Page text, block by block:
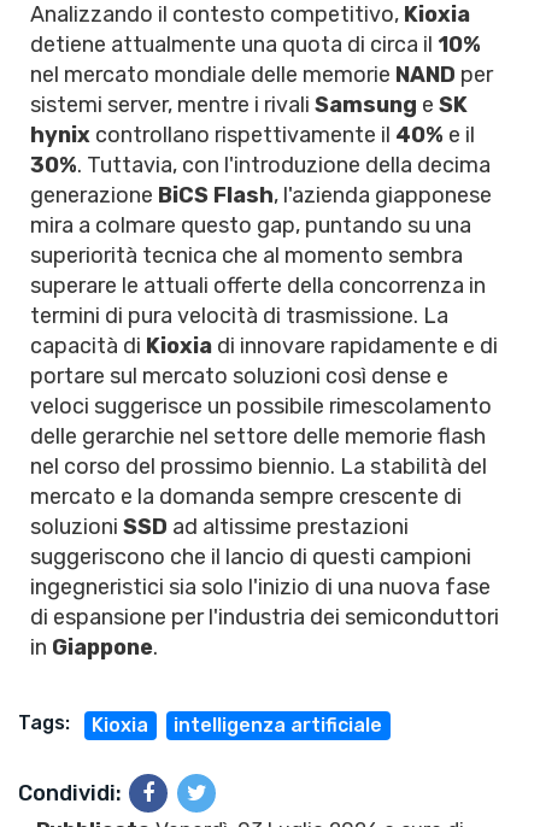
Analizzando il contesto competitivo, Kioxia
detiene attualmente una quota di circa il 10%
nel mercato mondiale delle memorie NAND per
sistemi server, mentre i rivali Samsung e SK
hynix controllano rispettivamente il 40% e il
30%. Tuttavia, con l'introduzione della decima
generazione BiCS Flash, l'azienda giapponese
mira a colmare questo gap, puntando su una
superiorità tecnica che al momento sembra
superare le attuali offerte della concorrenza in
termini di pura velocità di trasmissione. La
capacità di Kioxia di innovare rapidamente e di
portare sul mercato soluzioni così dense e
veloci suggerisce un possibile rimescolamento
delle gerarchie nel settore delle memorie flash
nel corso del prossimo biennio. La stabilità del
mercato e la domanda sempre crescente di
soluzioni SSD ad altissime prestazioni
suggeriscono che il lancio di questi campioni
ingegneristici sia solo l'inizio di una nuova fase
di espansione per l'industria dei semiconduttori
in Giappone.
Tags: Kioxia intelligenza artificiale
Condividi: